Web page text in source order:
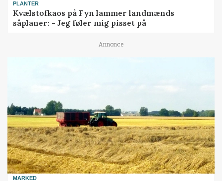
PLANTER
Kvælstofkaos på Fyn lammer landmænds
såplaner: - Jeg føler mig pisset på
Annonce
MARKED